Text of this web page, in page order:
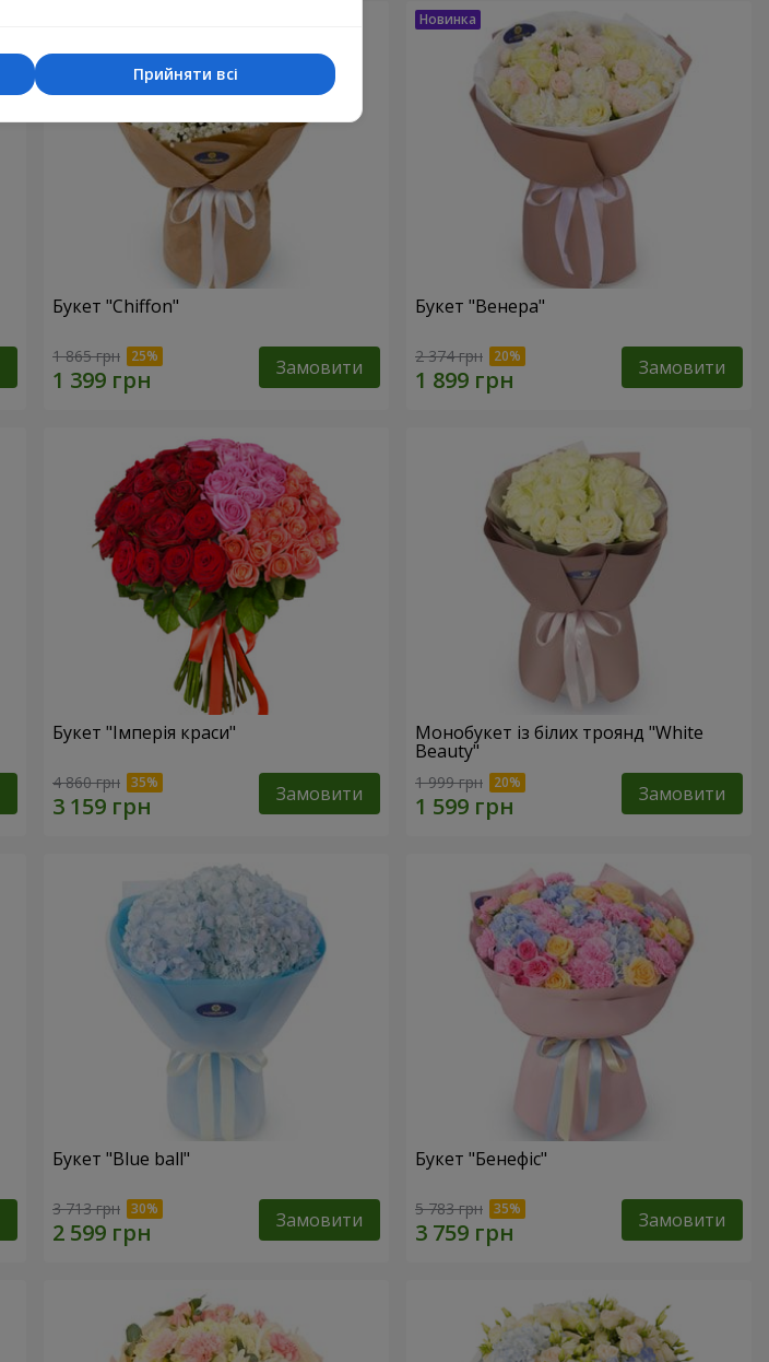
Букет "Chiffon"
1 865 грн Замовити
Букет "Венера"
2 374 грн Замовити
Букет "Імперія краси"
4 860 грн Замовити
Монобукет із білих троянд "White
Beauty"
1 999 грн Замовити
Букет "Blue ball"
3 713 грн Замовити
Букет "Бенефіс"
5 783 грн Замовити
Прийняти всі